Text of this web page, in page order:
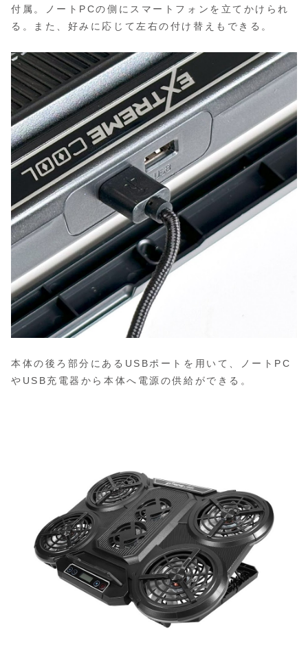
付属。ノートPCの側にスマートフォンを立てかけられ
る。また、好みに応じて左右の付け替えもできる。
本体の後ろ部分にあるUSBポートを用いて、ノートPC
やUSB充電器から本体へ電源の供給ができる。